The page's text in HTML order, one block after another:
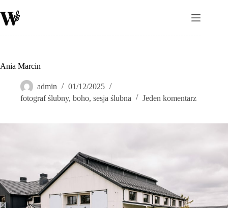
do
treści
Ania Marcin
admin
01/12/2025
fotograf ślubny, boho, sesja ślubna Jeden komentarz